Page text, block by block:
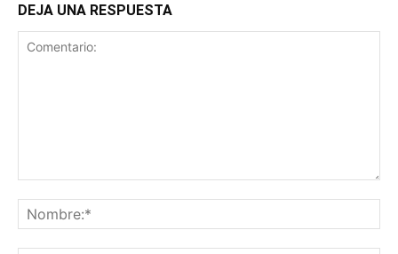
DEJA UNA RESPUESTA